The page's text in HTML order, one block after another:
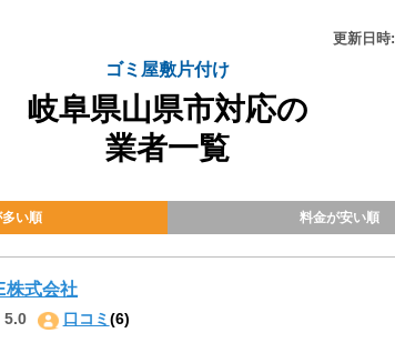
更新日時:
ゴミ屋敷片付け
岐阜県山県市対応の
業者一覧
多い順 料金が安い順
株式会社
5.0 口コミ(6)